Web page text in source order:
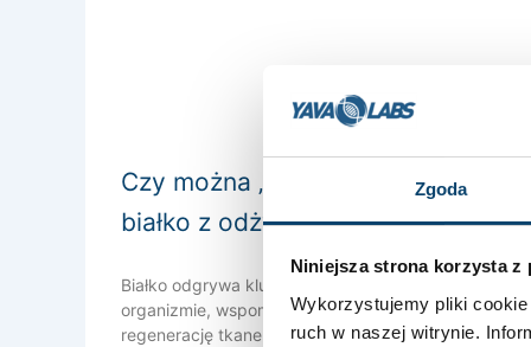
Zgoda
Niniejsza strona korzysta z
Wykorzystujemy pliki
ruch w naszej witrynie.
Czy można „przedawkować”
białko z odżywek?
Białko odgrywa kluczową rolę w naszym
organizmie, wspomagając rozwój mięśni,
regenerację tkanek oraz funkcjonowanie układu